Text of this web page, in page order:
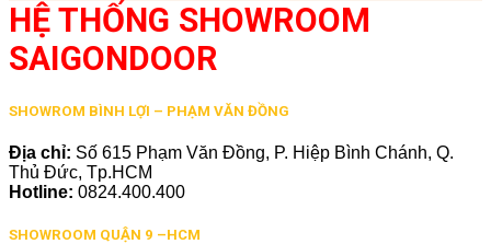
HỆ THỐNG SHOWROOM
SAIGONDOOR
SHOWROM BÌNH LỢI – PHẠM VĂN ĐỒNG
Địa chỉ: Số 615 Phạm Văn Đồng, P. Hiệp Bình Chánh, Q.
Thủ Đức, Tp.HCM
Hotline: 0824.400.400
SHOWROOM QUẬN 9 –HCM